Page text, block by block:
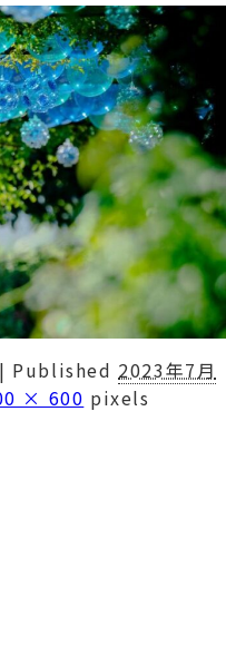
| Published 2023年7月
× 600 pixels